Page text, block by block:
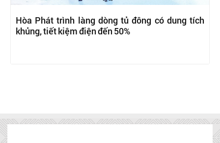
Hòa Phát trình làng dòng tủ đông có dung tích
khủng, tiết kiệm điện đến 50%